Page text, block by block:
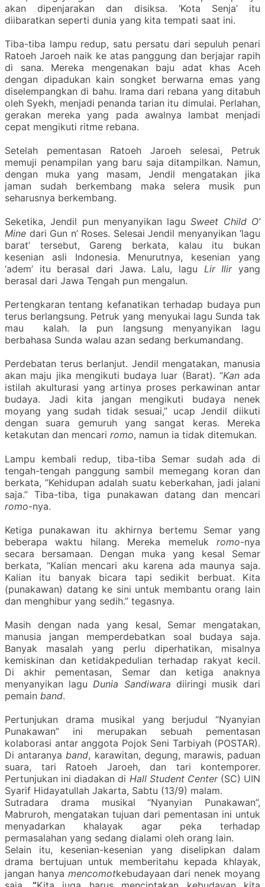
akan dipenjarakan dan disiksa. ‘Kota Senja’ itu
diibaratkan seperti dunia yang kita tempati saat ini.
Tiba-tiba lampu redup, satu persatu dari sepuluh penari
Ratoeh Jaroeh naik ke atas panggung dan berjajar rapih
di sana. Mereka mengenakan baju adat khas Aceh
dengan dipadukan kain songket berwarna emas yang
diselempangkan di bahu. Irama dari rebana yang ditabuh
oleh Syekh, menjadi penanda tarian itu dimulai. Perlahan,
gerakan mereka yang pada awalnya lambat menjadi
cepat mengikuti ritme rebana.
Setelah pementasan Ratoeh Jaroeh selesai, Petruk
memuji penampilan yang baru saja ditampilkan. Namun,
dengan muka yang masam, Jendil mengatakan jika
jaman sudah berkembang maka
selera musik pun
seharusnya berkembang.
Seketika, Jendil pun menyanyikan laguSweet Child O’
Mine dari Gun n’ Roses. Selesai Jendil menyanyikan ‘lagu
barat’ tersebut, Gareng berkata, kalau itu bukan
kesenian asli Indonesia. Menurutnya, kesenian yang
‘adem’ itu berasal dari Jawa. Lalu, lagu Lir Iliryang
berasal dari Jawa Tengah pun mengalun.
Pertengkaran tentang kefanatikan terhadap budaya pun
terus berlangsung. Petruk yang menyukai lagu Sunda tak
mau kalah. Ia pun langsung menyanyikan lagu
berbahasa Sunda walau azan sedang berkumandang.
Perdebatan terus berlanjut. Jendil mengatakan, manusia
akan maju jika mengikuti budaya luar (Barat). “Kanada
istilah akulturasi yang artinya proses perkawinan antar
budaya. Jadi kita jangan mengikuti budaya nenek
moyang yang sudah tidak sesuai,” ucap Jendil diikuti
dengan suara gemuruh yang sangat keras. Mereka
ketakutan dan mencari romo, namun ia tidak ditemukan.
Lampu kembali redup, tiba-tiba Semar sudah ada di
tengah-tengah panggung sambil memegang koran dan
berkata, ”Kehidupan adalah suatu keberkahan, jadi jalani
saja.” Tiba-tiba, tiga punakawan datang dan mencari
romo-nya.
Ketiga punakawan itu akhirnya bertemu Semar yang
beberapa waktu hilang. Mereka memelukromo-nya
secara bersamaan. Dengan muka yang kesal Semar
berkata, “Kalian mencari aku karena ada maunya saja.
Kalian itu banyak bicara tapi sedikit berbuat. Kita
(punakawan) datang ke sini untuk membantu orang lain
dan menghibur yang sedih.” tegasnya.
Masih dengan nada yang kesal, Semar mengatakan,
manusia jangan memperdebatkan soal budaya saja.
Banyak masalah yang perlu diperhatikan, misalnya
kemiskinan dan ketidakpedulian terhadap rakyat kecil.
Di akhir pementasan, Semar dan ketiga anaknya
menyanyikan laguDunia Sandiwara diiringi musik dari
pemain band.
Pertunjukan drama musikal yang berjudul “Nyanyian
Punakawan” ini merupakan sebuah pementasan
kolaborasi antar anggota Pojok Seni Tarbiyah (POSTAR).
Di antaranyaband, karawitan, degung, marawis, paduan
suara, tari Ratoeh Jaroeh, dan tari kontemporer.
Pertunjukan ini diadakan di Hall Student Center (SC) UIN
Syarif Hidayatullah Jakarta, Sabtu (13/9) malam.
Sutradara drama musikal “Nyanyian Punakawan”,
Mabruroh, mengatakan tujuan dari pementasan ini untuk
menyadarkan khalayak agar peka terhadap
permasalahan yang sedang dialami oleh orang lain.
Selain itu, kesenian-kesenian yang diselipkan dalam
drama bertujuan untuk memberitahu kepada khlayak,
jangan hanya mencomotkebudayaan dari nenek moyang